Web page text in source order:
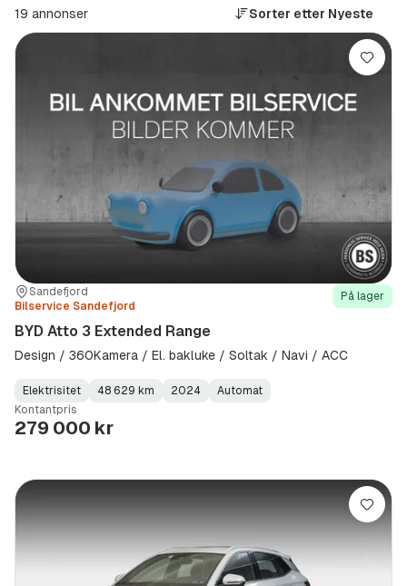
3
19 annonser Sorter etter Nyeste
Sted:
Sandefjord
Forhandler:
Bilservice Sandefjord
På lager
BYD Atto 3 Extended Range
Design / 360Kamera / El. bakluke / Soltak / Navi / ACC
Fuel
Type:
Elektrisitet
Kilometerstand:
48 629 km
Model
Year:
2024
Gearbox
Type:
Automat
Kontantpris
279 000 kr
Lagre
Lagre